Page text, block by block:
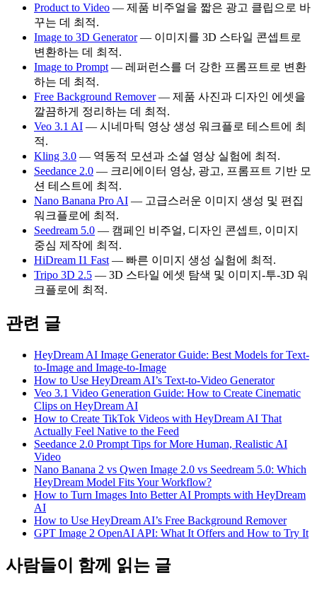
Product to Video — 제품 비주얼을 짧은 광고 클립으로 바
꾸는 데 최적.
Image to 3D Generator— 이미지를 3D 스타일 콘셉트로
변환하는 데 최적.
Image to Prompt — 레퍼런스를 더 강한 프롬프트로 변환
하는 데 최적.
Free Background Remover— 제품 사진과 디자인 에셋을
깔끔하게 정리하는 데 최적.
Veo 3.1 AI — 시네마틱 영상 생성 워크플로 테스트에 최
적.
Kling 3.0 — 역동적 모션과 소셜 영상 실험에 최적.
Seedance 2.0 — 크리에이터 영상, 광고, 프롬프트 기반 모
션 테스트에 최적.
Nano Banana Pro AI — 고급스러운 이미지 생성 및 편집
워크플로에 최적.
Seedream 5.0 — 캠페인 비주얼, 디자인 콘셉트, 이미지
중심 제작에 최적.
HiDream I1 Fast — 빠른 이미지 생성 실험에 최적.
Tripo 3D 2.5 — 3D 스타일 에셋 탐색 및 이미지-투-3D 워
크플로에 최적.
관련 글
HeyDream AI Image Generator Guide: Best Models for Text-
to-Image and Image-to-Image
How to Use HeyDream AI’s Text-to-Video Generator
Veo 3.1 Video Generation Guide: How to Create Cinematic
Clips on HeyDream AI
How to Create TikTok Videos with HeyDream AI That
Actually Feel Native to the Feed
Seedance 2.0 Prompt Tips for More Human, Realistic AI
Video
Nano Banana 2 vs Qwen Image 2.0 vs Seedream 5.0: Which
HeyDream Model Fits Your Workflow?
How to Turn Images Into Better AI Prompts with HeyDream
AI
How to Use HeyDream AI’s Free Background Remover
GPT Image 2 OpenAI API: What It Offers and How to Try It
사람들이 함께 읽는 글